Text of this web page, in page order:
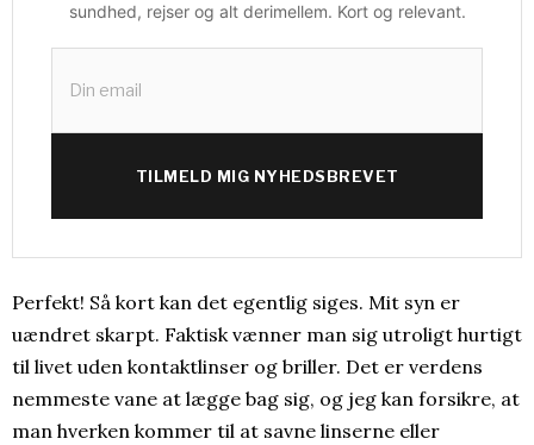
sundhed, rejser og alt derimellem. Kort og relevant.
TILMELD MIG NYHEDSBREVET
Perfekt! Så kort kan det egentlig siges. Mit syn er
uændret skarpt. Faktisk vænner man sig utroligt hurtigt
til livet uden kontaktlinser og briller. Det er verdens
nemmeste vane at lægge bag sig, og jeg kan forsikre, at
man hverken kommer til at savne linserne eller